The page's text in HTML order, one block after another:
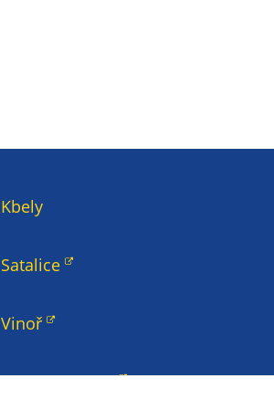
Kbely
Satalice
Vinoř
Magistrát HMP